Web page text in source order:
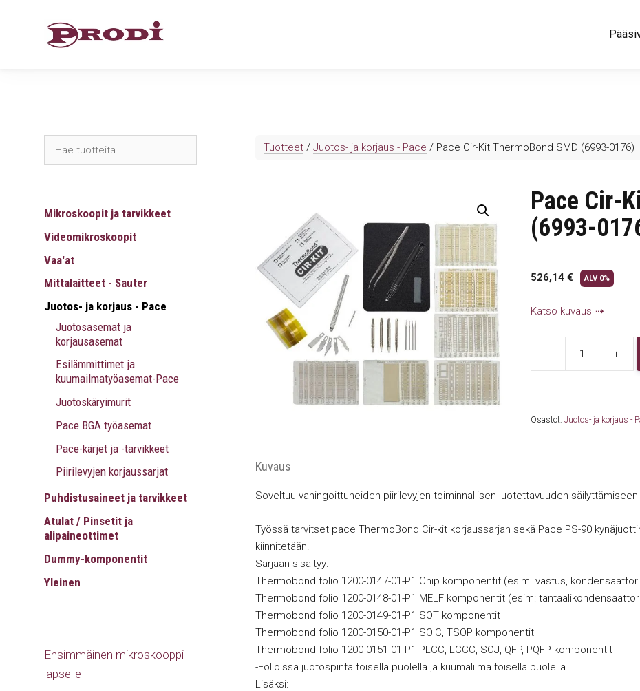
Tuotteet /Juotos- ja korjaus - Pace / Pace Cir-Kit ThermoBond SMD (6993-0176)
Pace Cir-
(6993-
526,14€ ALV 0%
Katso kuvaus
-
Kit
+
Osastot:Juotos- ja korjaus -
Kuvaus
Soveltuu vahingoittuneiden piirilevyjen toiminnallisen luotettavuuden
Työssä tarvitset pace ThermoBond Cir-kit korjaussarjan sekä Pace PS-90
kiinnitetään.
Sarjaan sisältyy:
Thermobond folio 1200-0147-01-P1 Chip komponentit (esim. vastus,
Thermobond folio 1200-0148-01-P1 MELF komponentit (esim:
Thermobond folio 1200-0149-01-P1 SOT komponentit
Thermobond folio 1200-0150-01-P1 SOIC, TSOP komponentit
Thermobond folio 1200-0151-01-P1 PLCC, LCCC, SOJ, QFP, PQFP komponentit
-Folioissa juotospinta toisella puolella ja kuumaliima toisella puolella.
Lisäksi:
Mikroskoopit ja tarvikkeet
Videomikroskoopit
Vaa'at
Mittalaitteet - Sauter
Juotos- ja korjaus - Pace
Juotosasemat ja
korjausasemat
Esilämmittimet ja
kuumailmatyöasemat-Pace
Juotoskäryimurit
Pace BGA työasemat
Pace-kärjet ja -tarvikkeet
Piirilevyjen korjaussarjat
Puhdistusaineet ja tarvikkeet
Atulat / Pinsetit ja
alipaineottimet
Dummy-komponentit
Yleinen
Ensimmäinen mikroskooppi
lapselle